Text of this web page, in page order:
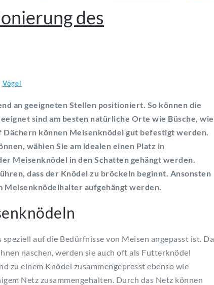
des
Vögel
an geeigneten Stellen positioniert. So können die
sind am besten natürliche Orte wie Büsche, wie
Dächern können Meisenknödel gut befestigt werden.
wählen Sie am idealen einen Platz in
Meisenknödel in den Schatten gehängt werden.
dass der Knödel zu bröckeln beginnt. Ansonsten
Meisenknödelhalter aufgehängt werden.
auf die Bedürfnisse von Meisen angepasst ist. Da
naschen, werden sie auch oft als Futterknödel
zu einem Knödel zusammengepresst ebenso wie
Netz zusammengehalten. Durch das Netz können